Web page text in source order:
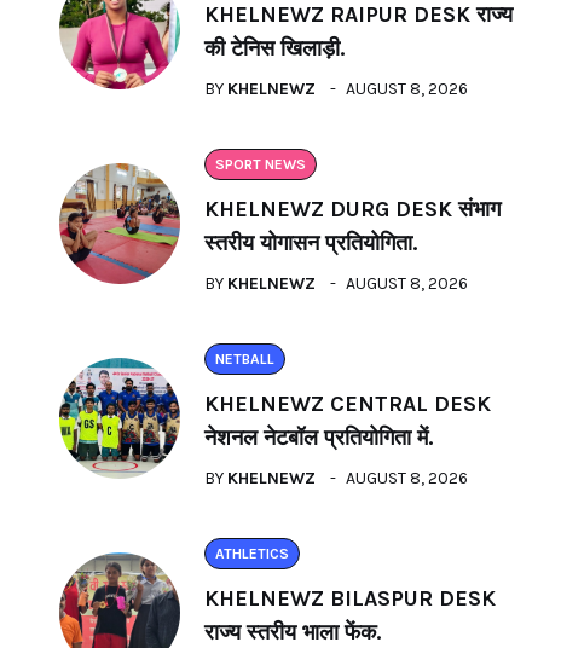
KHELNEWZ RAIPUR DESK राज्य
की टेनिस खिलाड़ी.
BY KHELNEWZ AUGUST 8, 2026
SPORT NEWS
KHELNEWZ DURG DESK संभाग
स्तरीय योगासन प्रतियोगिता.
BY KHELNEWZ AUGUST 8, 2026
NETBALL
KHELNEWZ CENTRAL DESK
नेशनल नेटबॉल प्रतियोगिता में.
BY KHELNEWZ AUGUST 8, 2026
ATHLETICS
KHELNEWZ BILASPUR DESK
राज्य स्तरीय भाला फेंक.